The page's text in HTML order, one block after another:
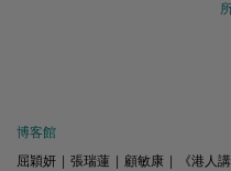
博客館
屈穎妍
張瑞蓮 顧敏康 《港人